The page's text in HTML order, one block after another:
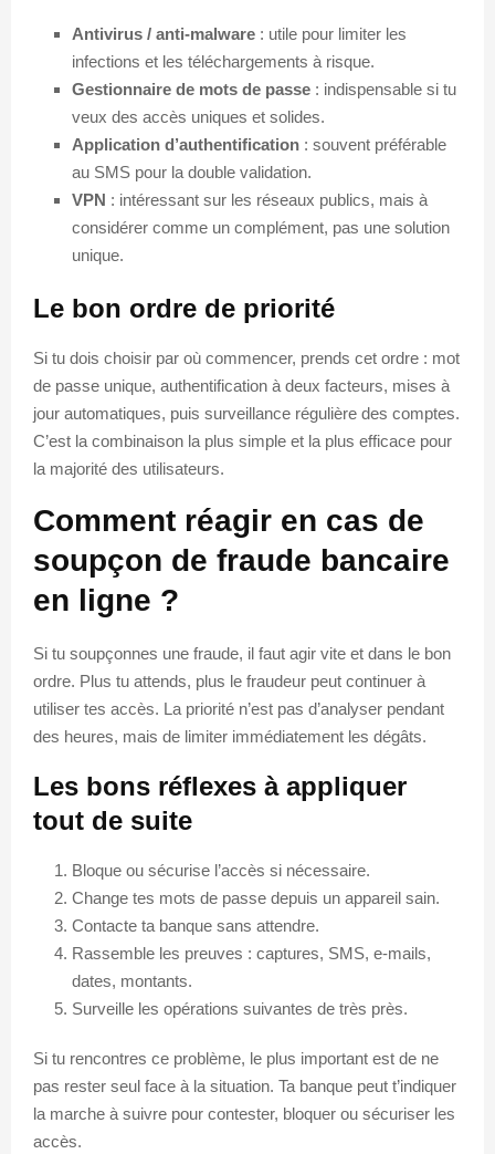
Antivirus / anti-malware : utile pour limiter les
infections et les téléchargements à risque.
Gestionnaire de mots de passe : indispensable si tu
veux des accès uniques et solides.
Application d’authentification : souvent préférable
au SMS pour la double validation.
VPN : intéressant sur les réseaux publics, mais à
considérer comme un complément, pas une solution
unique.
Le bon ordre de priorité
Si tu dois choisir par où commencer, prends cet ordre : mot
de passe unique, authentification à deux facteurs, mises à
jour automatiques, puis surveillance régulière des comptes.
C’est la combinaison la plus simple et la plus efficace pour
la majorité des utilisateurs.
Comment réagir en cas de
soupçon de fraude bancaire
en ligne ?
Si tu soupçonnes une fraude, il faut agir vite et dans le bon
ordre. Plus tu attends, plus le fraudeur peut continuer à
utiliser tes accès. La priorité n’est pas d’analyser pendant
des heures, mais de limiter immédiatement les dégâts.
Les bons réflexes à appliquer
tout de suite
Bloque ou sécurise l’accès si nécessaire.
Change tes mots de passe depuis un appareil sain.
Contacte ta banque sans attendre.
Rassemble les preuves : captures, SMS, e-mails,
dates, montants.
Surveille les opérations suivantes de très près.
Si tu rencontres ce problème, le plus important est de ne
pas rester seul face à la situation. Ta banque peut t’indiquer
la marche à suivre pour contester, bloquer ou sécuriser les
accès.